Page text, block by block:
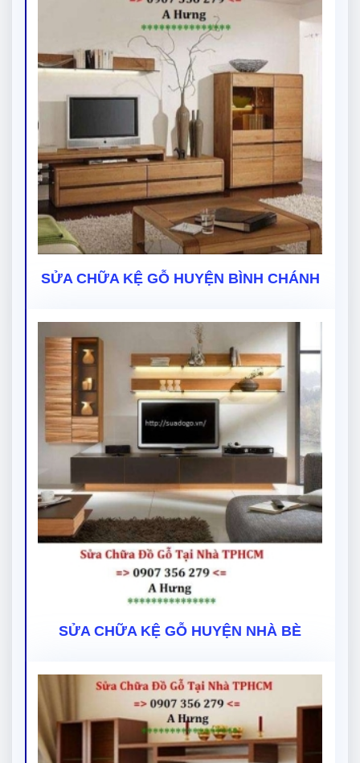
SỬA CHỮA KỆ GỖ HUYỆN BÌNH CHÁNH
SỬA CHỮA KỆ GỖ HUYỆN NHÀ BÈ